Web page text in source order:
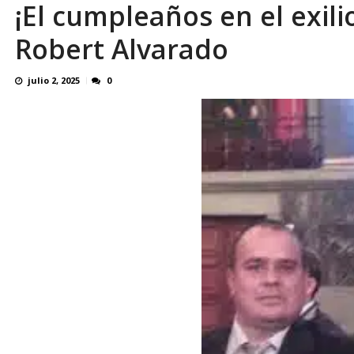
Reino Unido dejará millonaria donación
¡El cumpleaños en el
Robert Alvarado
julio 2, 2025 0